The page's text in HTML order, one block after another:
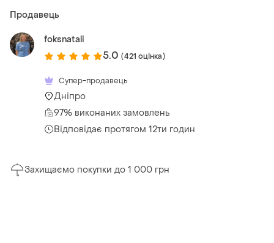
Продавець
foksnatali
5.0 (421 оцінка)
Супер-продавець
Дніпро
97% виконаних замовлень
Відповідає протягом 12ти годин
Захищаємо покупки до 1 000 грн